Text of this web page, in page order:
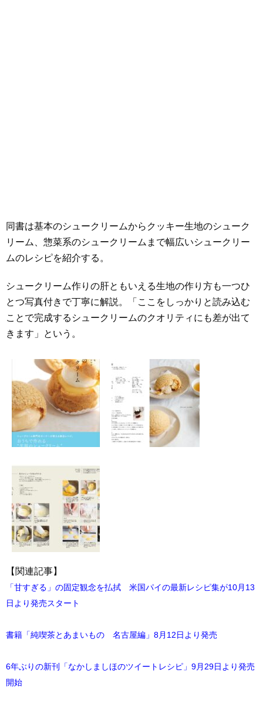
同書は基本のシュークリームからクッキー生地のシューク
リーム、惣菜系のシュークリームまで幅広いシュークリー
ムのレシピを紹介する。
シュークリーム作りの肝ともいえる生地の作り方も一つひ
とつ写真付きで丁寧に解説。「ここをしっかりと読み込む
ことで完成するシュークリームのクオリティにも差が出て
きます」という。
【関連記事】
「甘すぎる」の固定観念を払拭 米国パイの最新レシピ集が10月13
日より発売スタート
書籍「純喫茶とあまいもの 名古屋編」8月12日より発売
6年ぶりの新刊「なかしましほのツイートレシピ」9月29日より発売
開始